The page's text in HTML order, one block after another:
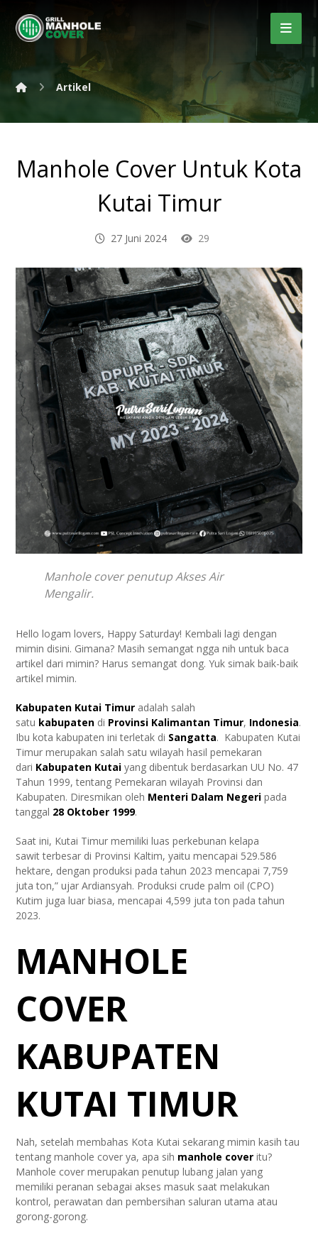
Artikel
Manhole Cover Untuk Kota
Kutai Timur
27 Juni 2024 29
Manhole cover penutup Akses Air
Mengalir.
Hello logam lovers, Happy Saturday! Kembali lagi dengan
mimin disini. Gimana? Masih semangat ngga nih untuk baca
artikel dari mimin? Harus semangat dong. Yuk simak baik-baik
artikel mimin.
Kabupaten Kutai Timur adalah salah
satu kabupaten di Provinsi Kalimantan Timur, Indonesia.
Ibu kota kabupaten ini terletak di Sangatta. Kabupaten Kutai
Timur merupakan salah satu wilayah hasil pemekaran
dari Kabupaten Kutai yang dibentuk berdasarkan UU No. 47
Tahun 1999, tentang Pemekaran wilayah Provinsi dan
Kabupaten. Diresmikan oleh Menteri Dalam Negeri pada
tanggal 28 Oktober 1999.
Saat ini, Kutai Timur memiliki luas perkebunan kelapa
sawit terbesar di Provinsi Kaltim, yaitu mencapai 529.586
hektare, dengan produksi pada tahun 2023 mencapai 7,759
juta ton,” ujar Ardiansyah. Produksi crude palm oil (CPO)
Kutim juga luar biasa, mencapai 4,599 juta ton pada tahun
2023.
MANHOLE
COVER
KABUPATEN
KUTAI TIMUR
Nah, setelah membahas Kota Kutai sekarang mimin kasih tau
tentang manhole cover ya, apa sih manhole cover itu?
Manhole cover merupakan penutup lubang jalan yang
memiliki peranan sebagai akses masuk saat melakukan
kontrol, perawatan dan pembersihan saluran utama atau
gorong-gorong.